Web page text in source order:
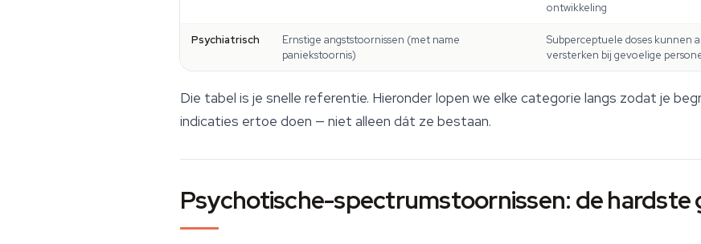
ontwikkeling
Psychiatrisch
Ernstige angststoornissen (met name
paniekstoornis)
Subperceptuele doses kunnen
versterken bij gevoelige
Die tabel is je snelle referentie. Hieronder lopen we elke categorie langs zodat je
indicaties ertoe doen — niet alleen dát ze bestaan.
Psychotische-spectrumstoornissen: de hardste